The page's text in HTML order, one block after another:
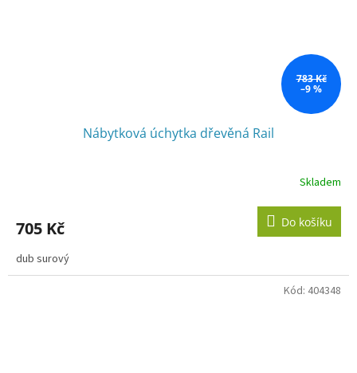
783 Kč
–9 %
Nábytková úchytka dřevěná Rail
Skladem
705 Kč Do košíku
dub surový
Kód: 404348